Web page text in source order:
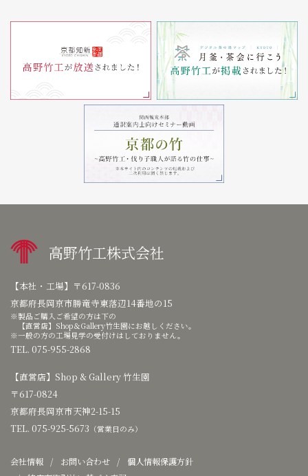
高野竹工株式会社
【本社・工場】 〒617-0836
京都府長岡京市勝竜寺東落辺14番地の15
製品ご購入ご希望の方は下の
【直営店】Shop＆Gallery竹生園にお越しください。
一般の方の工場見学の受付けはしておりません。
TEL. 075-955-2868
【直営店】 Shop & Gallery 竹生園
〒617-0824
京都府長岡京市天神2-15-15
TEL. 075-925-5673 （営業日のみ）
会社情報 お問い合わせ
個人情報保護方針